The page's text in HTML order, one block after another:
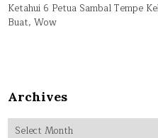
Ketahui 6 Petua Sambal Tempe
Buat, Wow
Archives
Archives